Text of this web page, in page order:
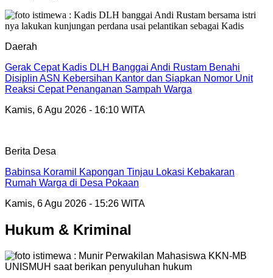
Daerah
Gerak Cepat Kadis DLH Banggai Andi Rustam Benahi
Disiplin ASN Kebersihan Kantor dan Siapkan Nomor Unit
Reaksi Cepat Penanganan Sampah Warga
Kamis, 6 Agu 2026 - 16:10 WITA
Berita Desa
Babinsa Koramil Kapongan Tinjau Lokasi Kebakaran
Rumah Warga di Desa Pokaan
Kamis, 6 Agu 2026 - 15:26 WITA
Hukum & Kriminal